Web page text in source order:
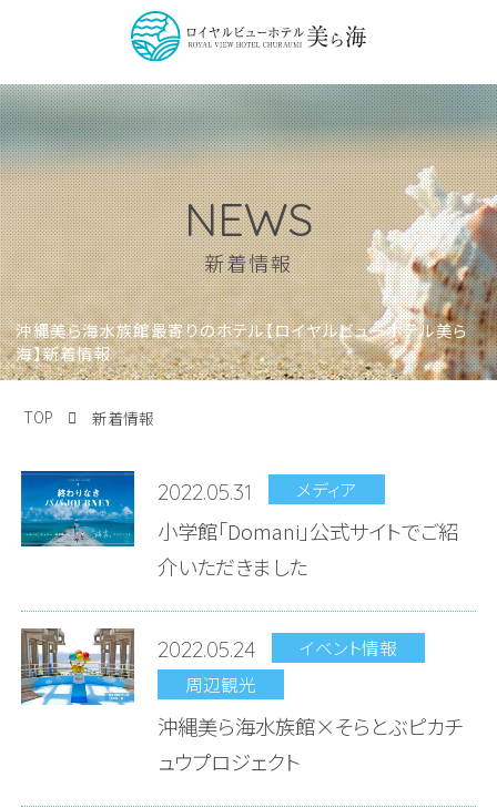
NEWS
新着情報
沖縄美ら海水族館最寄りのホテル【ロイヤルビューホテル美ら
海】新着情報
TOP 新着情報
2022.05.31 メディア
小学館「Domani」公式サイトでご紹
介いただきました
2022.05.24
イベント情報
周辺観光
沖縄美ら海水族館×そらとぶピカチ
ュウプロジェクト